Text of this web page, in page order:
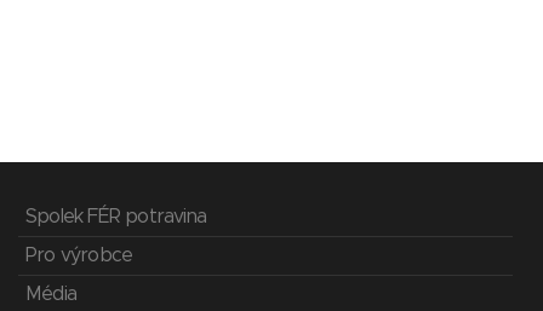
Spolek FÉR potravina
Pro výrobce
Média